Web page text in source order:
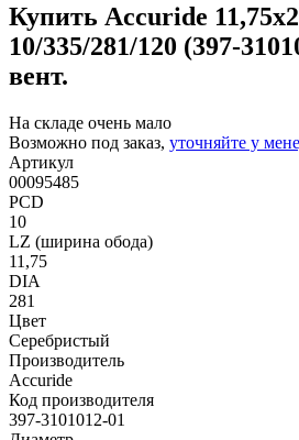
Купить Accuride
10/335/281/120 (397-
вент.
На складе очень мало
Возможно под заказ, уточняйте у
Артикул
00095485
PCD
10
LZ (ширина обода)
11,75
DIA
281
Цвет
Серебристый
Производитель
Accuride
Код производителя
397-3101012-01